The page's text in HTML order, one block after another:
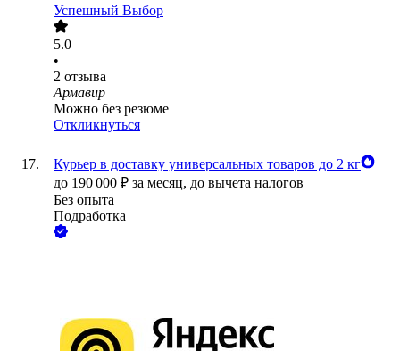
Успешный Выбор
5.0
•
2 отзыва
Армавир
Можно без резюме
Откликнуться
Курьер в доставку универсальных товаров до 2 кг
до 190 000 ₽ за месяц, до вычета налогов
Без опыта
Подработка